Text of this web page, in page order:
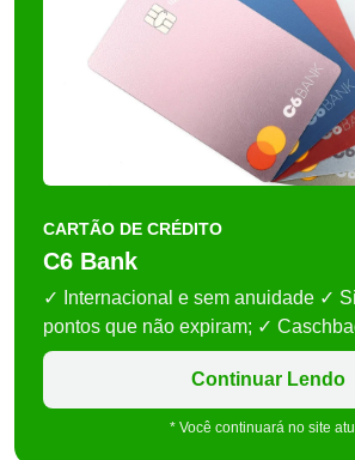
CARTÃO DE CRÉDITO
C6 Bank
✓ Internacional e sem anuidade ✓
pontos que não expiram; ✓
Continuar Lendo
* Você continuará no site